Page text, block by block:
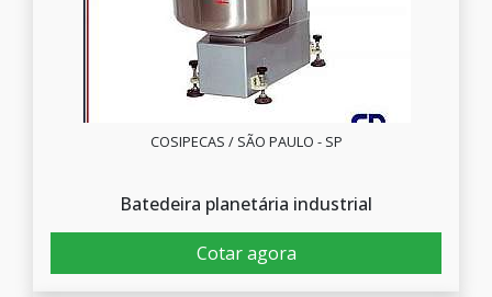
COSIPECAS / SÃO PAULO - SP
Batedeira planetária industrial
Cotar agora